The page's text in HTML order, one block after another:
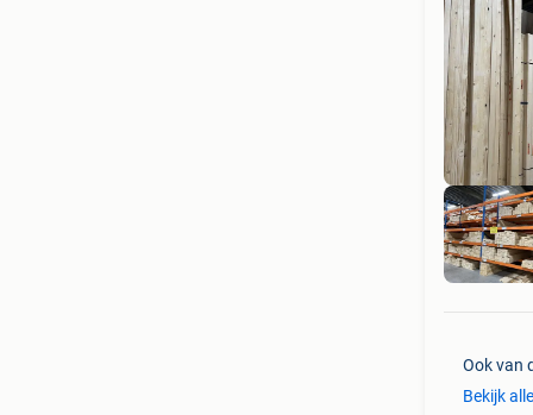
Ook van
Bekijk